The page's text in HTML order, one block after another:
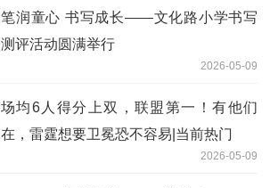
笔润童心 书写成长——文化路小学书写
测评活动圆满举行
2026-05-09
场均6人得分上双，联盟第一！有他们
在，雷霆想要卫冕恐不容易|当前热门
2026-05-09